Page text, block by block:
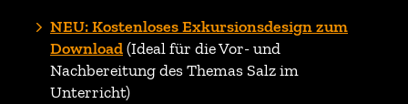
NEU: Kostenloses Exkursionsdesign zum
Download(Ideal für die Vor- und
Nachbereitung des Themas Salz im
Unterricht)